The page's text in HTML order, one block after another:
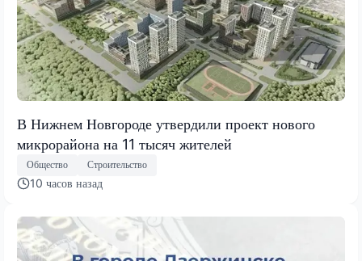
В Нижнем Новгороде утвердили проект нового
микрорайона на 11 тысяч жителей
Общество Строительство
10 часов назад